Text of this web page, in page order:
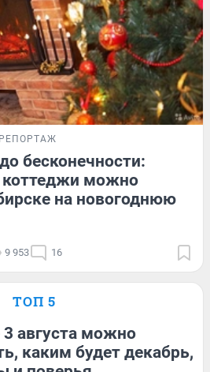
бесконечности:
коттеджи можно
на новогоднюю
9 953 16
ТОП 5
3 августа можно
каким будет декабрь,